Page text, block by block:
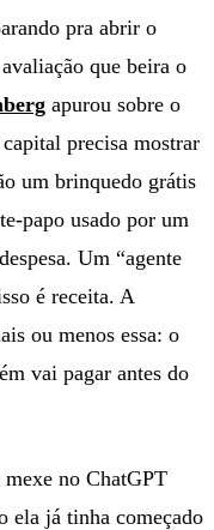
pra abrir o
que beira o
apurou sobre o
precisa mostrar
um brinquedo grátis
papo usado por um
Um “agente
é receita. A
ou menos essa: o
vai pagar antes do
no ChatGPT
ela já tinha começado